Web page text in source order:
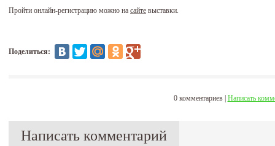
Пройти онлайн-регистрацию можно на сайте выставки.
Поделиться:
0 комментариев | Написать
Написать комментарий